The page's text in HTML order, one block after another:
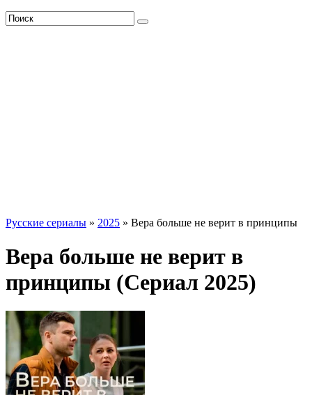
Русские сериалы » 2025 » Вера больше не верит в принципы
Вера больше не верит в
принципы (Сериал 2025)